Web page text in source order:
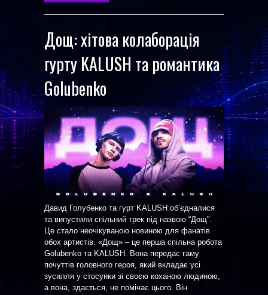
Дощ: хітова колаборація
гурту KALUSH та романтика
Golubenko
Давид Голубенко та гурт KALUSH об’єдналися
та випустили спільний трек під назвою “Дощ”.
Це стало неочікуваною новиною для фанатів
обох артистів. «Дощ» – це перша спільна робота
Golubenko та KALUSH. Вона передає гаму
почуттів головного героя, який вкладає усі
зусилля у стосунки зі своєю коханою людиною,
а вона, здається, не помічає цього. Він